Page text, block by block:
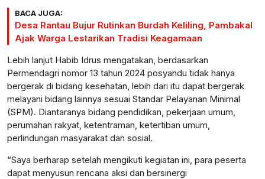
BACA JUGA:
Desa Rantau Bujur Rutinkan Burdah Keliling, Pambakal
Ajak Warga Lestarikan Tradisi Keagamaan
Lebih lanjut Habib Idrus mengatakan, berdasarkan
Permendagri nomor 13 tahun 2024 posyandu tidak hanya
bergerak di bidang kesehatan, lebih dari itu dapat bergerak
melayani bidang lainnya sesuai Standar Pelayanan Minimal
(SPM). Diantaranya bidang pendidikan, pekerjaan umum,
perumahan rakyat, ketentraman, ketertiban umum,
perlindungan masyarakat dan sosial.
“Saya berharap setelah mengikuti kegiatan ini, para peserta
dapat menyusun rencana aksi dan bersinergi